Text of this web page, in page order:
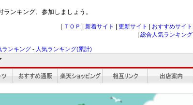
ンキング、参加しましょう。
ＴＯＰ 新着サイト 更新サイト おすすめサイト
総合人気ランキング
ランキング - 人気ランキング(累計)